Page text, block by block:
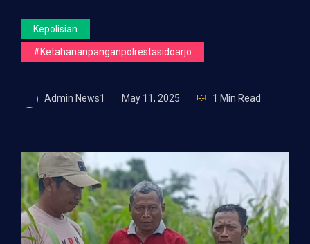
Kepolisian
#ketahananpanganpolrestasidoarjo
Admin News1 May 11, 2025 1 Min Read